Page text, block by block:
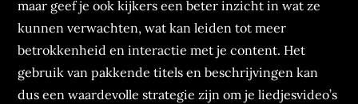
maar geef je ook kijkers een beter inzicht in wat ze
kunnen verwachten, wat kan leiden tot meer
betrokkenheid en interactie met je content. Het
gebruik van pakkende titels en beschrijvingen kan
dus een waardevolle strategie zijn om je liedjesvideo’s